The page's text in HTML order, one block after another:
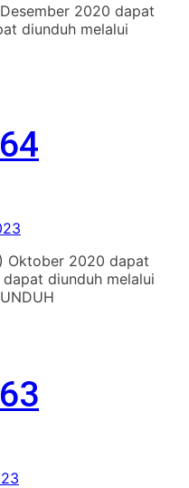
2020 dapat
diunduh melalui
Oktober 2020 dapat
diunduh melalui